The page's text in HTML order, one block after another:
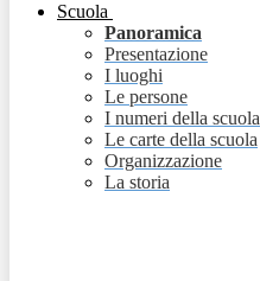
Scuola
Panoramica
Presentazione
I luoghi
Le persone
I numeri della scuola
Le carte della scuola
Organizzazione
La storia